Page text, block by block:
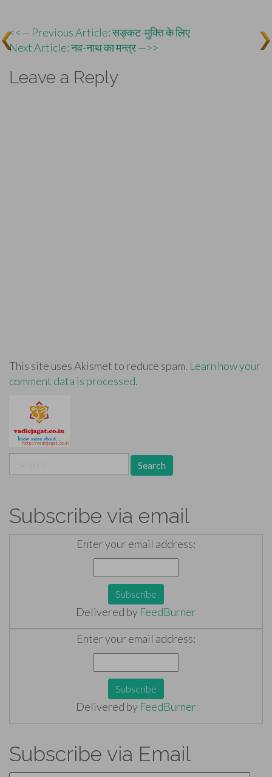
Post
navigation
<<— Previous Article: सङ्कट-मुक्ति के लिए
Next Article: नव-नाथ का मन्त्र —>>
Leave a Reply
This site uses Akismet to reduce spam. Learn how your
comment data is processed.
for:
Subscribe via email
Enter your email address:
Delivered by FeedBurner
Enter your email address:
Delivered by FeedBurner
Subscribe via Email